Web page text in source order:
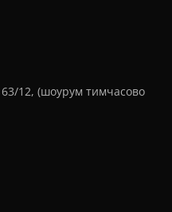
63/12, (шоурум тимчасово